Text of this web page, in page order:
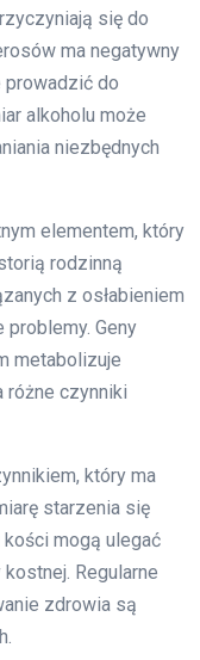
się do
ma negatywny
prowadzić do
alkoholu może
niezbędnych
elementem, który
rodzinną
z osłabieniem
problemy. Geny
metabolizuje
różne czynniki
który ma
starzenia się
kości mogą ulegać
Regularne
zdrowia są